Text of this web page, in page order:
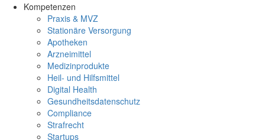
Kompetenzen
Praxis & MVZ
Stationäre Versorgung
Apotheken
Arzneimittel
Medizinprodukte
Heil- und Hilfsmittel
Digital Health
Gesundheitsdatenschutz
Compliance
Strafrecht
Startups